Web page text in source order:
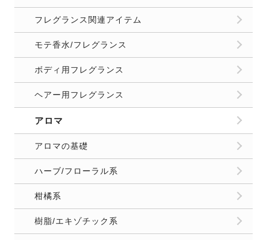
フレグランス関連アイテム
モテ香水/フレグランス
ボディ用フレグランス
ヘアー用フレグランス
アロマ
アロマの基礎
ハーブ/フローラル系
柑橘系
樹脂/エキゾチック系